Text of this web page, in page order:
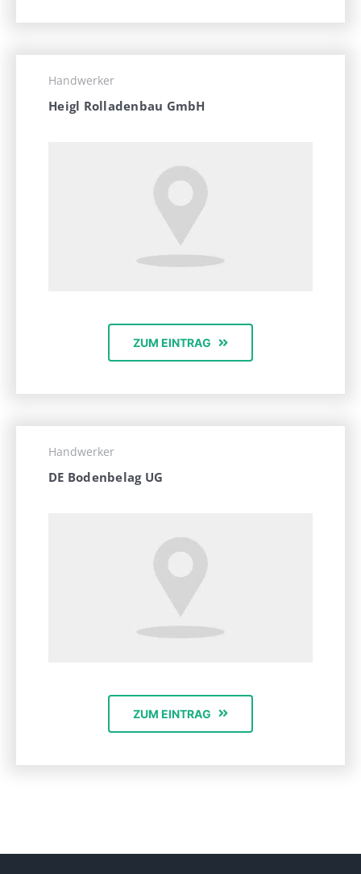
Handwerker
Heigl Rolladenbau GmbH
ZUM EINTRAG
Handwerker
DE Bodenbelag UG
ZUM EINTRAG